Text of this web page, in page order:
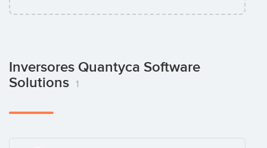
Inversores Quantyca Software
Solutions
1